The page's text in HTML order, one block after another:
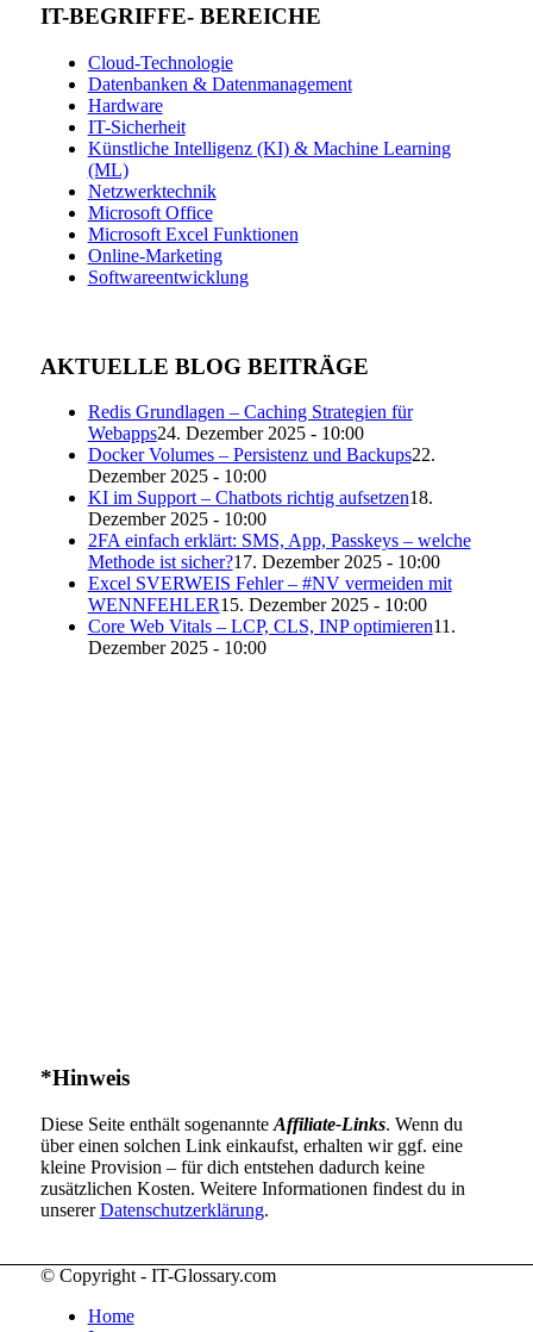
IT-BEGRIFFE- BEREICHE
Cloud-Technologie
Datenbanken & Datenmanagement
Hardware
IT-Sicherheit
Künstliche Intelligenz (KI) & Machine Learning
(ML)
Netzwerktechnik
Microsoft Office
Microsoft Excel Funktionen
Online-Marketing
Softwareentwicklung
AKTUELLE BLOG BEITRÄGE
Redis Grundlagen – Caching Strategien für
Webapps24. Dezember 2025 - 10:00
Docker Volumes – Persistenz und Backups22.
Dezember 2025 - 10:00
KI im Support – Chatbots richtig aufsetzen18.
Dezember 2025 - 10:00
2FA einfach erklärt: SMS, App, Passkeys – welche
Methode ist sicher?17. Dezember 2025 - 10:00
Excel SVERWEIS Fehler – #NV vermeiden mit
WENNFEHLER15. Dezember 2025 - 10:00
Core Web Vitals – LCP, CLS, INP optimieren11.
Dezember 2025 - 10:00
*Hinweis
Diese Seite enthält sogenannte Affiliate-Links. Wenn du
über einen solchen Link einkaufst, erhalten wir ggf. eine
kleine Provision – für dich entstehen dadurch keine
zusätzlichen Kosten. Weitere Informationen findest du in
unsererDatenschutzerklärung.
© Copyright - IT-Glossary.com
Home